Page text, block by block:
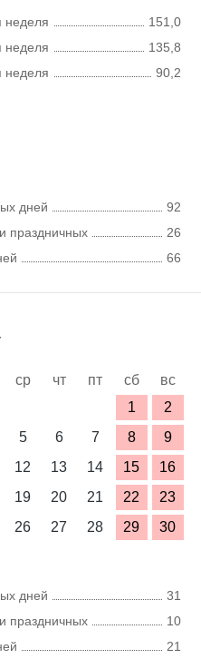
неделя
151,0
неделя
135,8
неделя
90,2
дней
92
праздничных
26
66
ср чт пт сб
вс
1
2
5 6 7 8
9
12 13 14 15
16
19 20 21 22
23
26 27 28 29
30
дней
31
праздничных
10
21